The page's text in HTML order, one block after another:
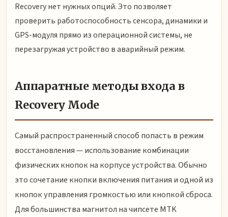
Recovery нет нужных опций. Это позволяет
проверить работоспособность сенсора, динамики и
GPS-модуля прямо из операционной системы, не
перезагружая устройство в аварийный режим.
Аппаратные методы входа в
Recovery Mode
Самый распространенный способ попасть в режим
восстановления — использование комбинации
физических кнопок на корпусе устройства. Обычно
это сочетание кнопки включения питания и одной из
кнопок управления громкостью или кнопкой сброса.
Для большинства магнитол на чипсете MTK